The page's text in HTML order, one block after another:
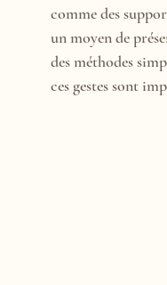
comme des
un moyen de
des méthodes
ces gestes sont